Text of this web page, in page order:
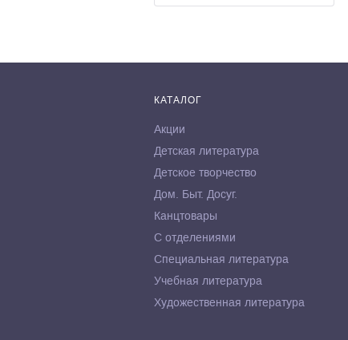
КАТАЛОГ
Акции
Детская литература
Детское творчество
Дом. Быт. Досуг.
Канцтовары
С отделениями
Специальная литература
Учебная литература
Художественная литература